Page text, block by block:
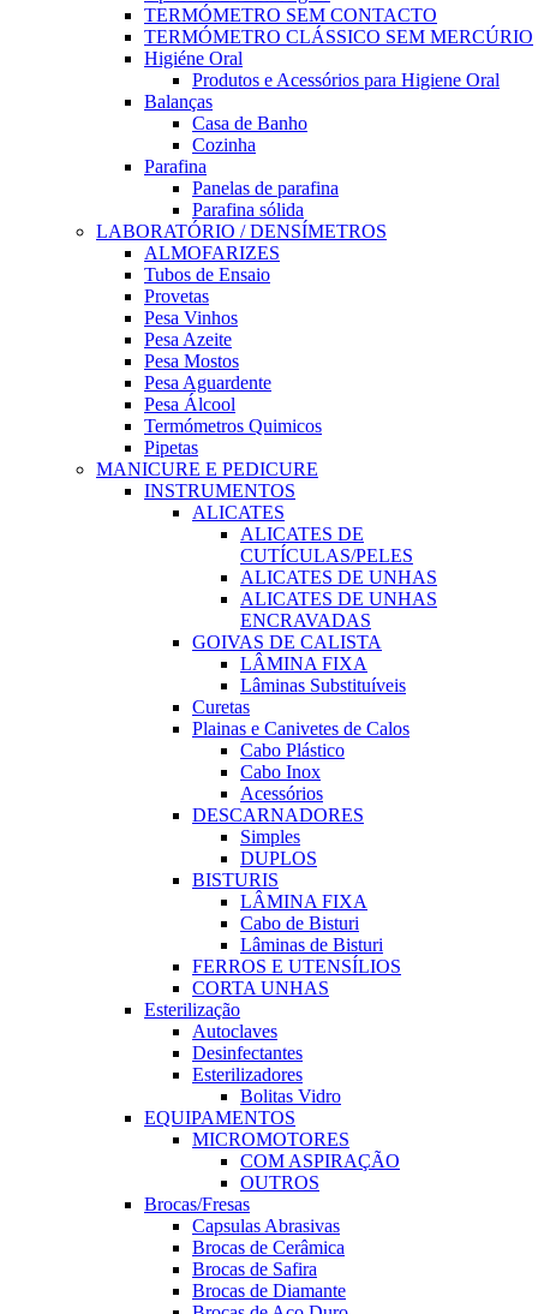
TERMÓMETRO SEM CONTACTO
TERMÓMETRO CLÁSSICO SEM MERCÚRIO
Higiéne Oral
Produtos e Acessórios para Higiene Oral
Balanças
Casa de Banho
Cozinha
Parafina
Panelas de parafina
Parafina sólida
LABORATÓRIO / DENSÍMETROS
ALMOFARIZES
Tubos de Ensaio
Provetas
Pesa Vinhos
Pesa Azeite
Pesa Mostos
Pesa Aguardente
Pesa Álcool
Termómetros Quimicos
Pipetas
MANICURE E PEDICURE
INSTRUMENTOS
ALICATES
ALICATES DE
CUTÍCULAS/PELES
ALICATES DE UNHAS
ALICATES DE UNHAS
ENCRAVADAS
GOIVAS DE CALISTA
LÂMINA FIXA
Lâminas Substituíveis
Curetas
Plainas e Canivetes de Calos
Cabo Plástico
Cabo Inox
Acessórios
DESCARNADORES
Simples
DUPLOS
BISTURIS
LÂMINA FIXA
Cabo de Bisturi
Lâminas de Bisturi
FERROS E UTENSÍLIOS
CORTA UNHAS
Esterilização
Autoclaves
Desinfectantes
Esterilizadores
Bolitas Vidro
EQUIPAMENTOS
MICROMOTORES
COM ASPIRAÇÃO
OUTROS
Brocas/Fresas
Capsulas Abrasivas
Brocas de Cerâmica
Brocas de Safira
Brocas de Diamante